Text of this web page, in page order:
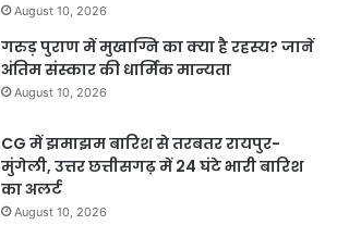
August 10, 2026
गरुड़ पुराण में मुखाग्नि का क्या है रहस्य? जानें
अंतिम संस्कार की धार्मिक मान्यता
August 10, 2026
CG में झमाझम बारिश से तरबतर रायपुर-
मुंगेली, उत्तर छत्तीसगढ़ में 24 घंटे भारी बारिश
का अलर्ट
August 10, 2026